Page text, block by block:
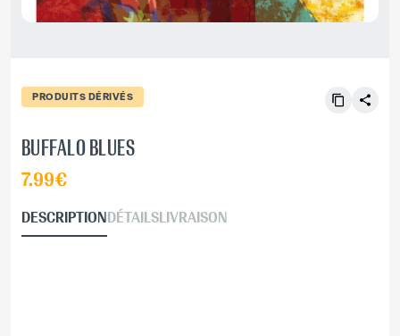
PRODUITS DÉRIVÉS
BUFFALO BLUES
7.99€
DESCRIPTIONDÉTAILSLIVRAISON